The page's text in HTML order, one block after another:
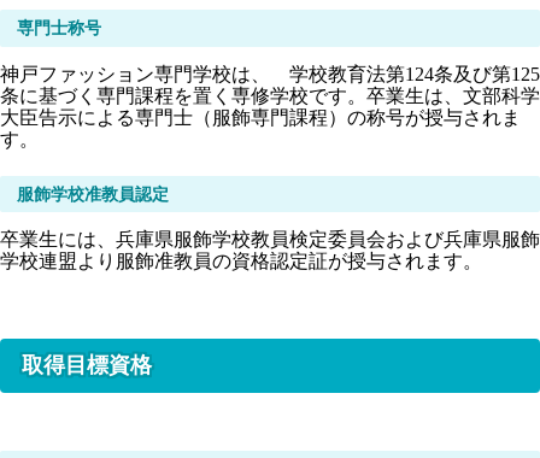
専門士称号
神戸ファッション専門学校は、 学校教育法第124条及び第125
条に基づく専門課程を置く専修学校です。卒業生は、文部科学
大臣告示による専門士（服飾専門課程）の称号が授与されま
す。
服飾学校准教員認定
卒業生には、兵庫県服飾学校教員検定委員会および兵庫県服飾
学校連盟より服飾准教員の資格認定証が授与されます。
取得目標資格